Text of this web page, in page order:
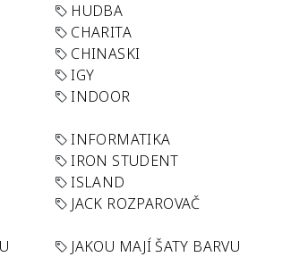
HUDBA
CHARITA
CHINASKI
IGY
INDOOR
INFORMATIKA
IRON STUDENT
ISLAND
JACK ROZPAROVAČ
JAKOU MAJÍ ŠATY BARVU